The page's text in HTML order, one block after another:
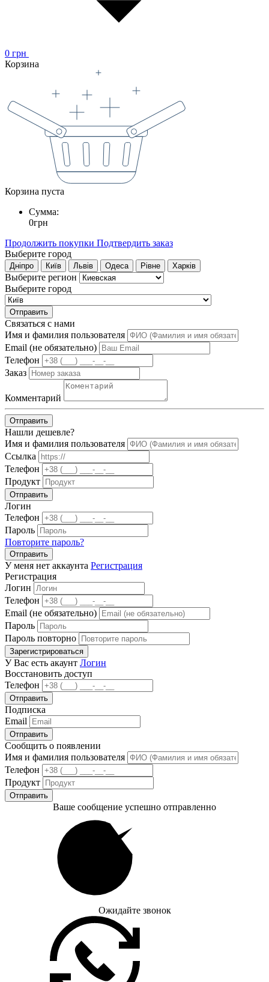
0 грн
Корзина
Корзина пуста
Сумма:
0грн
Продолжить покупки Подтвердить заказ
Выберите город
Дніпро Київ Львів Одеса Рівне Харків
Выберите регион
Выберите город
Отправить
Связаться с нами
Имя и фамилия пользователя
Email (не обязательно)
Телефон
Заказ
Комментарий
Отправить
Нашли дешевле?
Имя и фамилия пользователя
Ссылка
Телефон
Продукт
Отправить
Логин
Телефон
Пароль
Повторите пароль?
Отправить
У меня нет аккаунта Регистрация
Регистрация
Логин
Телефон
Email (не обязательно)
Пароль
Пароль повторно
Зарегистрироваться
У Вас есть акаунт Логин
Восстановить доступ
Телефон
Отправить
Подписка
Email
Отправить
Сообщить о появлении
Имя и фамилия пользователя
Телефон
Продукт
Отправить
Ваше сообщение успешно отправленно
Ожидайте звонок